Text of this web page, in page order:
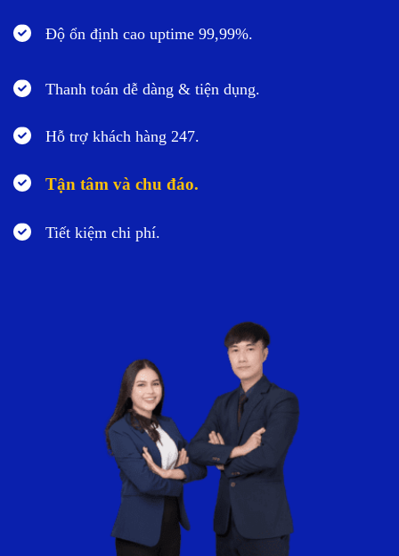
Độ ổn định cao uptime 99,99%.
Thanh toán dễ dàng & tiện dụng.
Hỗ trợ khách hàng 247.
Tận tâm và chu đáo.
Tiết kiệm chi phí.